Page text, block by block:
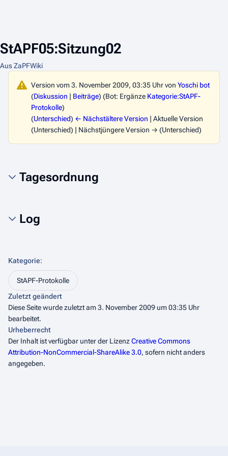
StAPF05:Sitzung02
Aus ZaPFWiki
Version vom 3. November 2009, 03:35 Uhr von Yoschi bot
(Diskussion | Beiträge) (Bot: Ergänze Kategorie:StAPF-
Protokolle)
(Unterschied) ← Nächstältere Version | Aktuelle Version
(Unterschied) | Nächstjüngere Version → (Unterschied)
Tagesordnung
Log
Kategorie:
StAPF-Protokolle
Zuletzt geändert
Diese Seite wurde zuletzt am 3. November 2009 um 03:35 Uhr
bearbeitet.
Urheberrecht
Der Inhalt ist verfügbar unter der LizenzCreative Commons
Attribution-NonCommercial-ShareAlike 3.0, sofern nicht anders
angegeben.